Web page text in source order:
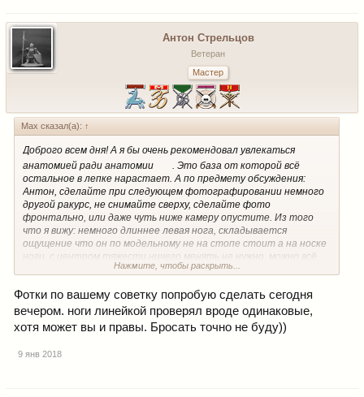
Антон Стрельцов
Ветеран
Мастер
Max сказал(а): ↑
Доброго всем дня! А я бы очень рекомендовал увлекаться
анатомией ради анатомии
. Это база от которой всё
остальное в лепке нарастает. А по предмету обсуждения:
Антон, сделайте при следующем фотографировании немного
другой ракурс, не снимайте сверху, сделайте фото
фронтально, или даже чуть ниже камеру опустите. Из того
что я вижу: немного длиннее левая нога, складывается
ощущение что он по модельному не на стопе стоит а на носке
ноги, с центром тяжести ничего менять не нужно, можно всё
поправить, подчеркнуть наклон таза и плечевого пояса. И
Нажмите, чтобы раскрыть...
Фотки по вашему советку попробую сделать сегодня
вечером. ноги линейкой проверял вроде одинаковые,
хотя может вы и правы. Бросать точно не буду))
9 янв 2018